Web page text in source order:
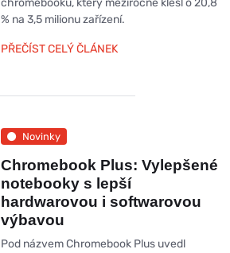
chromebooků, který meziročně klesl o 20,8
% na 3,5 milionu zařízení.
PŘEČÍST CELÝ ČLÁNEK
Novinky
Chromebook Plus: Vylepšené
notebooky s lepší
hardwarovou i softwarovou
výbavou
Pod názvem Chromebook Plus uvedl